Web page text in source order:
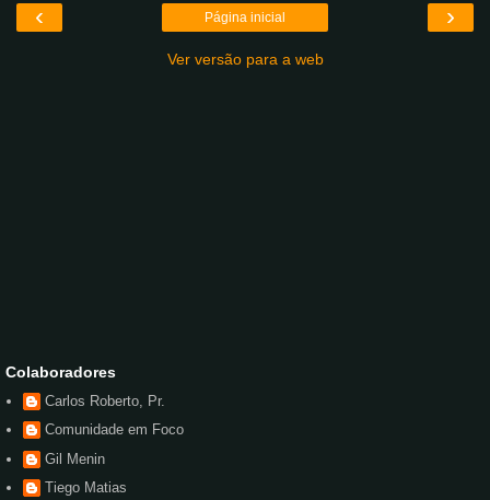
‹ ›
Página inicial
Ver versão para a web
Colaboradores
Carlos Roberto, Pr.
Comunidade em Foco
Gil Menin
Tiego Matias